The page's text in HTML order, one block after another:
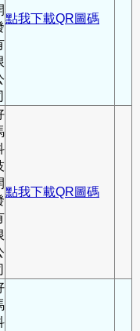
點我下載QR圖碼
點我下載QR圖碼